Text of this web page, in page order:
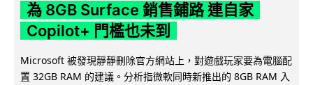
為 8GB Surface 銷售鋪路 連自家
Copilot+ 門檻也未到
Microsoft 被發現靜靜刪除官方網站上，對遊戲玩家要為電腦配
置 32GB RAM 的建議。分析指微軟同時新推出的 8GB RAM 入